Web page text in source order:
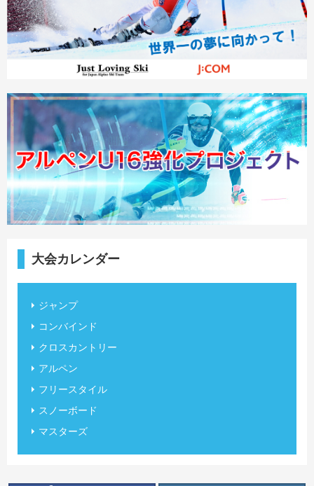
大会カレンダー
ジャンプ
コンバインド
クロスカントリー
アルペン
フリースタイル
スノーボード
マスターズ